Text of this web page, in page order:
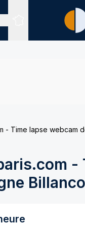
Sites expertisés
- Time lapse webcam
-